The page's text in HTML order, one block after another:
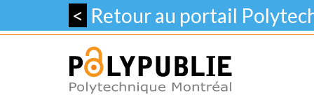
< Retour au portail